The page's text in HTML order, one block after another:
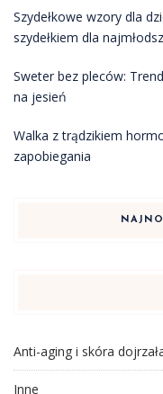
Szydełkowe wzory dla
szydełkiem dla
Sweter bez pleców:
na jesień
Walka z trądzikiem
zapobiegania
Anti-aging i skóra
Inne